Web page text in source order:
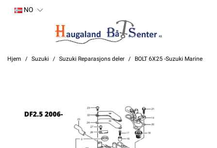
NO
Hjem Suzuki Suzuki Reparasjons deler BOLT 6X25 -Suzuki Marine